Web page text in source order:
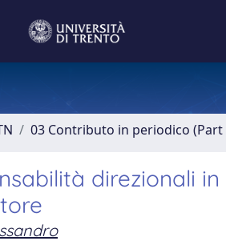
03 Contributo in periodico
direzionali